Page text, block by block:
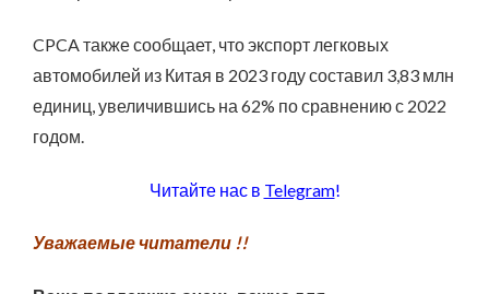
CPCA также сообщает, что экспорт легковых
автомобилей из Китая в 2023 году составил 3,83 млн
единиц, увеличившись на 62% по сравнению с 2022
годом.
Читайте нас в Telegram!
Уважаемые читатели !!